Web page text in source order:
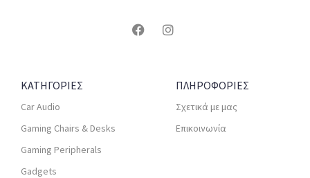
ΚΑΤΗΓΟΡΙΕΣ
Car Audio
Gaming Chairs & Desks
Gaming Peripherals
Gadgets
ΠΛΗΡΟΦΟΡΙΕΣ
Σχετικά με μας
Επικοινωνία